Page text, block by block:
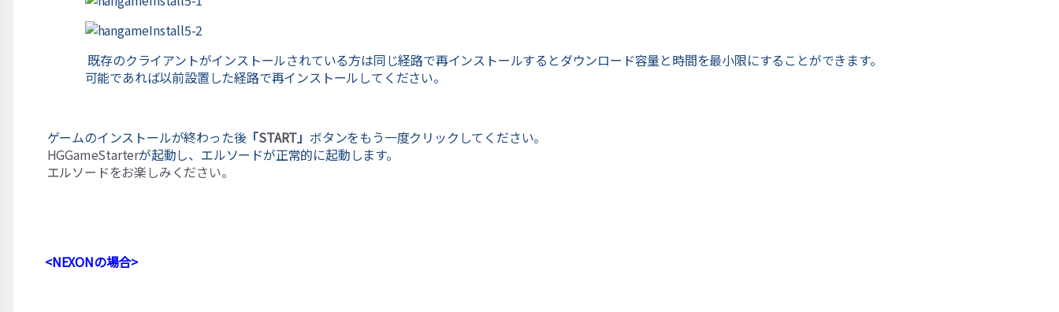
既存のクライアントがインストールされている方は同じ経路で再インストールするとダウンロード容量と時間を最小限にすることができます。
可能であれば以前設置した経路で再インストールしてください。
ゲームのインストールが終わった後「START」 ボタンをもう一度クリックしてください。
HGGameStarterが起動し、エルソードが正常的に起動します。
エルソードをお楽しみください。
<NEXONの場合>